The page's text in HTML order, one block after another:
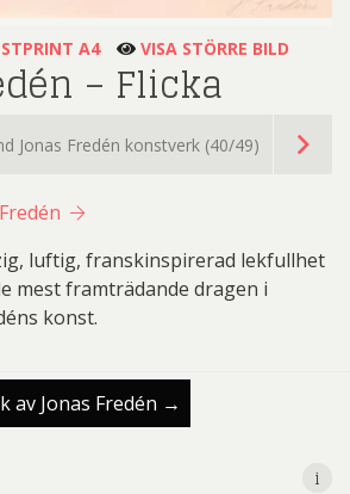
A4 VISA STÖRRE BILD
– Flicka
Jonas Fredén konstverk (40/49)
luftig, franskinspirerad lekfullhet
mest framträdande dragen i
konst.
av Jonas Fredén →
ii